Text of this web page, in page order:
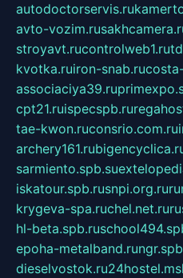
autodoctorservis.ru
avto-vozim.ru
stroyavt.rucontrolweb1.ru
kvotka.ruiron-snab.ru
associaciya39.ru
cpt21.ruispecspb.ru
tae-kwon.ruconsrio.com.ru
archery161.ru
sarmiento.spb.su
iskatour.spb.rusnpi.org.ru
krygeva-spa.ruchel.net.ru
hl-beta.spb.ru
epoha-metalband.ru
dieselvostok.ru